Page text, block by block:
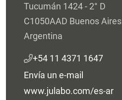
Tucumán 1424 - 2° D
C1050AAD Buenos Aires
Argentina
+54 11 4371 1647
Envía un e-mail
www.julabo.com/es-ar